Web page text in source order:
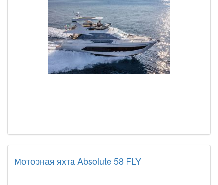
Моторная яхта Absolute 58 FLY